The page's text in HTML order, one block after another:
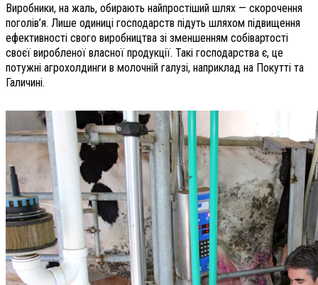
Виробники, на жаль, обирають найпростіший шлях — скорочення
поголів’я. Лише одиниці господарств підуть шляхом підвищення
ефективності свого виробництва зі зменшенням собівартості
своєї виробленої власної продукції. Такі господарства є, це
потужні агрохолдинги в молочній галузі, наприклад на Покутті та
Галичині.